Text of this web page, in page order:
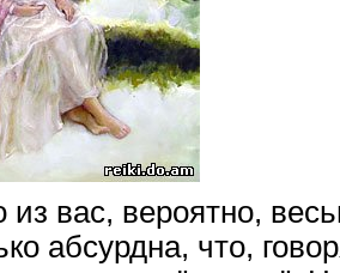
вас, вероятно,
абсурдна, что,